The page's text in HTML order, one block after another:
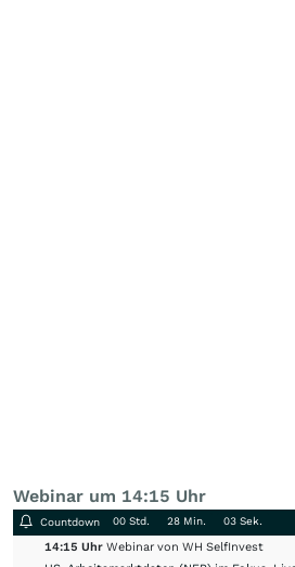
Webinar um 14:15 Uhr
Countdown 00 Std. 28 Min. 03 Sek.
14:15 Uhr Webinar von WH SelfInvest